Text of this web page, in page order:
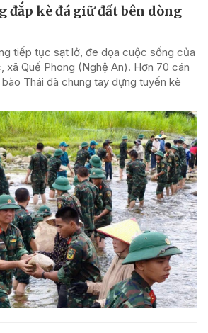
đắp kè đá giữ đất bên dòng
tiếp tục sạt lở, đe dọa cuộc sống của
xã Quế Phong (Nghệ An). Hơn 70 cán
Thái đã chung tay dựng tuyến kè